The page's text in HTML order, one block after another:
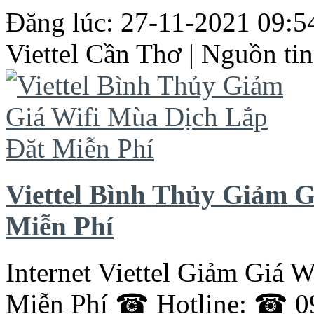
Đăng lúc: 27-11-2021
Viettel Cần Thơ | Nguồn
Viettel Bình Thủy Giảm
Miễn Phí
Internet Viettel Giảm Giá
Miễn Phí ☎ Hotline: ☎